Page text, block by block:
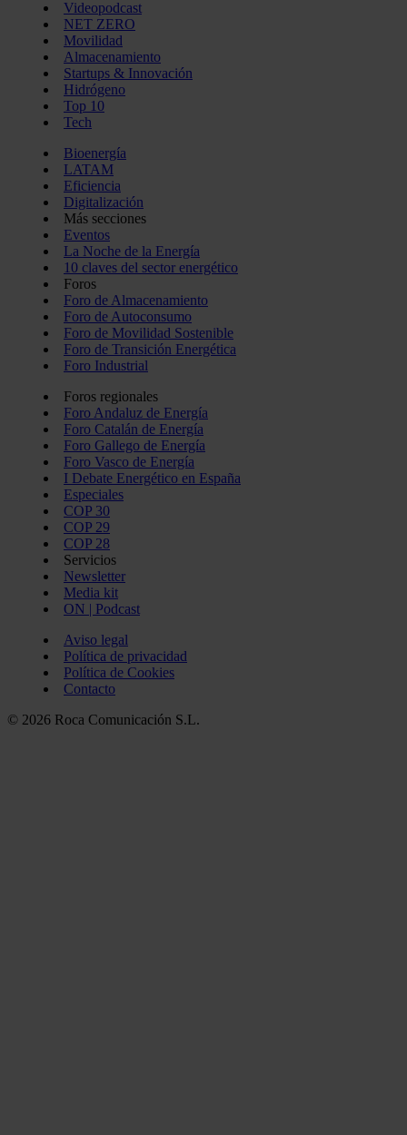
Videopodcast
NET ZERO
Movilidad
Almacenamiento
Startups & Innovación
Hidrógeno
Top 10
Tech
Bioenergía
LATAM
Eficiencia
Digitalización
Más secciones
Eventos
La Noche de la Energía
10 claves del sector energético
Foros
Foro de Almacenamiento
Foro de Autoconsumo
Foro de Movilidad Sostenible
Foro de Transición Energética
Foro Industrial
Foros regionales
Foro Andaluz de Energía
Foro Catalán de Energía
Foro Gallego de Energía
Foro Vasco de Energía
I Debate Energético en España
Especiales
COP 30
COP 29
COP 28
Servicios
Newsletter
Media kit
ON | Podcast
Aviso legal
Política de privacidad
Política de Cookies
Contacto
© 2026 Roca Comunicación S.L.